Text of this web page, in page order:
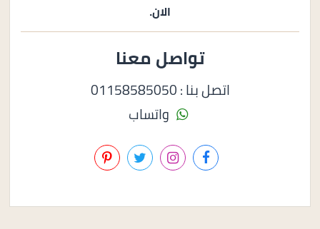
الان.
تواصل معنا
اتصل بنا : 01158585050
واتساب